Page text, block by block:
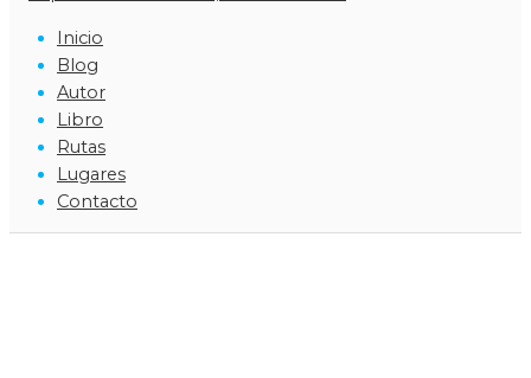
Inicio
Blog
Autor
Libro
Rutas
Lugares
Contacto